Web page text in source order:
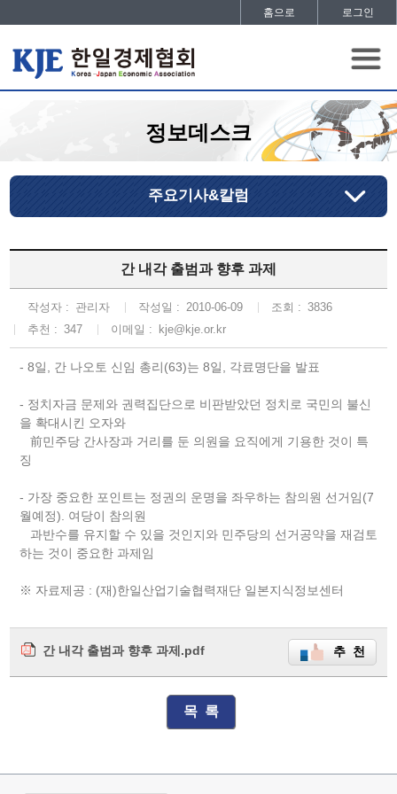
홈으로 로그인
정보데스크
주요기사&칼럼
간 내각 출범과 향후 과제
작성자 : 관리자 작성일 : 2010-06-09 조회 : 3836
추천 : 347 이메일 : kje@kje.or.kr
- 8일, 간 나오토 신임 총리(63)는 8일, 각료명단을 발표
- 정치자금 문제와 권력집단으로 비판받았던 정치로 국민의 불신
을 확대시킨 오자와
前민주당 간사장과 거리를 둔 의원을 요직에게 기용한 것이 특
징
- 가장 중요한 포인트는 정권의 운명을 좌우하는 참의원 선거임(7
월예정). 여당이 참의원
과반수를 유지할 수 있을 것인지와 민주당의 선거공약을 재검토
하는 것이 중요한 과제임
※ 자료제공 : (재)한일산업기술협력재단 일본지식정보센터
간 내각 출범과 향후 과제.pdf 추 천
목 록